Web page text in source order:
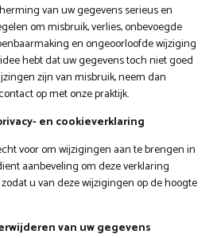
van uw gegevens serieus en
om misbruik, verlies, onbevoegde
en ongeoorloofde wijziging
hebt dat uw gegevens toch niet goed
zijn van misbruik, neem dan
op met onze praktijk.
en cookieverklaring
voor om wijzigingen aan te brengen in
aanbeveling om deze verklaring
u van deze wijzigingen op de hoogte
van uw gegevens